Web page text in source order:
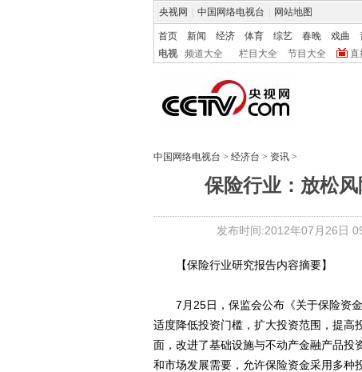
央视网 中国网络电视台 网站地图
首页 新闻 经济 体育 综艺 春晚 戏曲
电视
频道大全 栏目大全 节目大全 直
中国网络电视台 > 经济台 > 资讯 >
保险行业：放松
发布时间:2012年07月26日
【保险行业研究报告内容摘要】
7月25日，保监会公布《关于保险资金
适度降低投资门槛，扩大投资范围，提高
面，改进了基础设施与不动产金融产品投
和市场发展需要，允许保险资金采用多种